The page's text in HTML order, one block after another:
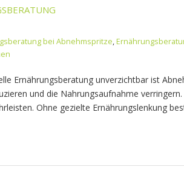
bei Abnehmspritze,
Ernährungsberatung unverzichtbar ist
und die Nahrungsaufnahme
Ohne gezielte Ernährungslenkung